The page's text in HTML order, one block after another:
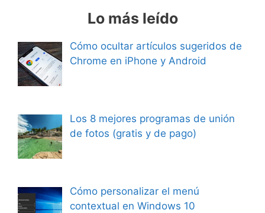
Lo más leído
Cómo ocultar artículos sugeridos de
Chrome en iPhone y Android
Los 8 mejores programas de unión
de fotos (gratis y de pago)
Cómo personalizar el menú
contextual en Windows 10